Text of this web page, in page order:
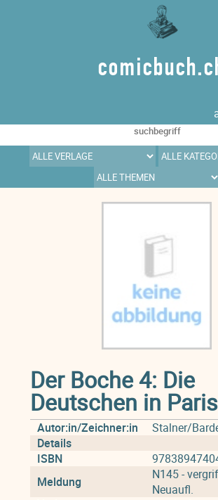
Der Boche 4: Die
Deutschen in Paris
Autor:in/Zeichner:in
Stalner/
Details
ISBN
Meldung
N145 -
Neuaufl.